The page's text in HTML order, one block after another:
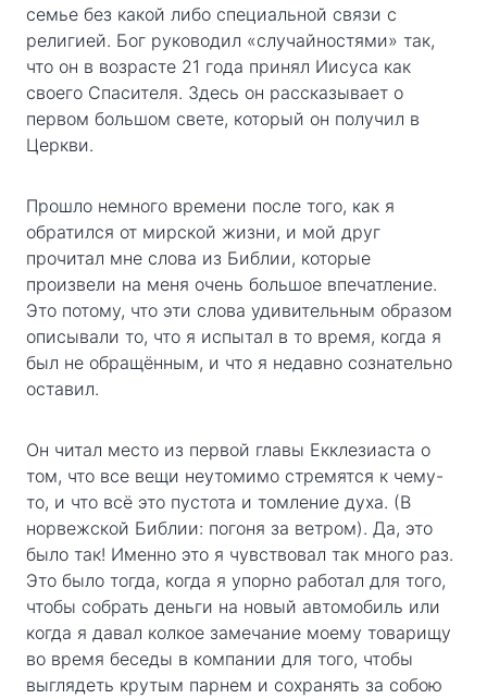
семье без какой либо специальной связи с
религией. Бог руководил «случайностями» так,
что он в возрасте 21 года принял Иисуса как
своего Спасителя. Здесь он рассказывает о
первом большом свете, который он получил в
Церкви.
Прошло немного времени после того, как я
обратился от мирской жизни, и мой друг
прочитал мне слова из Библии, которые
произвели на меня очень большое впечатление.
Это потому, что эти слова удивительным образом
описывали то, что я испытал в то время, когда я
был не обращённым, и что я недавно сознательно
оставил.
Он читал место из первой главы Екклезиаста о
том, что все вещи неутомимо стремятся к чему-
то, и что всё это пустота и томление духа. (В
норвежской Библии: погоня за ветром). Да, это
было так! Именно это я чувствовал так много раз.
Это было тогда, когда я упорно работал для того,
чтобы собрать деньги на новый автомобиль или
когда я давал колкое замечание моему товарищу
во время беседы в компании для того, чтобы
выглядеть крутым парнем и сохранять за собою